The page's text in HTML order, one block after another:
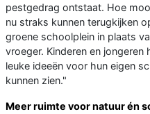
pestgedrag ontstaat. Hoe
nu straks kunnen terugkijken
groene schoolplein in plaats
vroeger. Kinderen en
leuke ideeën voor hun eigen
kunnen zien."
Meer ruimte voor natuur én